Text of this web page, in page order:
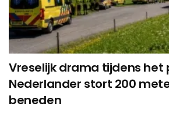
Vreselijk drama tijdens het
Nederlander stort 200
beneden